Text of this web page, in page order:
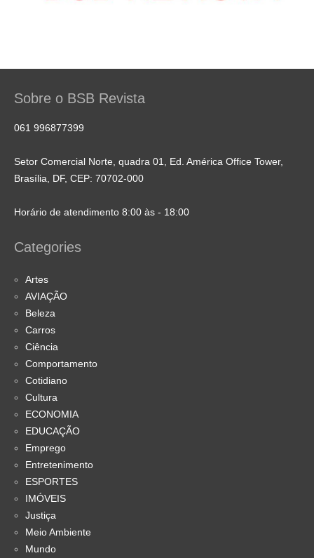
Sobre o BSB Revista
061 996877399
Setor Comercial Norte, quadra 01, Ed. América Office Tower,
Brasília, DF, CEP: 70702-000
Horário de atendimento 8:00 às - 18:00
Categories
Artes
AVIAÇÃO
Beleza
Carros
Ciência
Comportamento
Cotidiano
Cultura
ECONOMIA
EDUCAÇÃO
Emprego
Entretenimento
ESPORTES
IMÓVEIS
Justiça
Meio Ambiente
Mundo